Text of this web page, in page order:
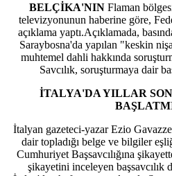
BELÇİKA'NIN Flaman
televizyonunun haberine göre,
açıklama yaptı.Açıklamada,
Saraybosna'da yapılan "keskin
muhtemel dahli hakkında
Savcılık, soruşturmaya dair
İTALYA'DA YILLAR
İtalyan gazeteci-yazar Ezio
dair topladığı belge ve bilgiler
Cumhuriyet Başsavcılığına
şikayetini inceleyen başsavcılık